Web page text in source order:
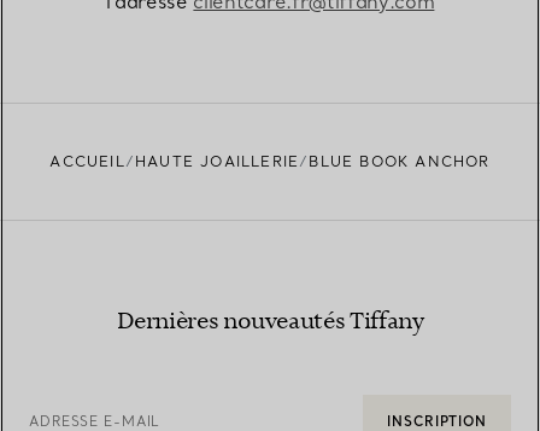
ACCUEIL HAUTE JOAILLERIE BLUE BOOK ANCHOR
Dernières nouveautés Tiffany
ADRESSE E-MAIL INSCRIPTION